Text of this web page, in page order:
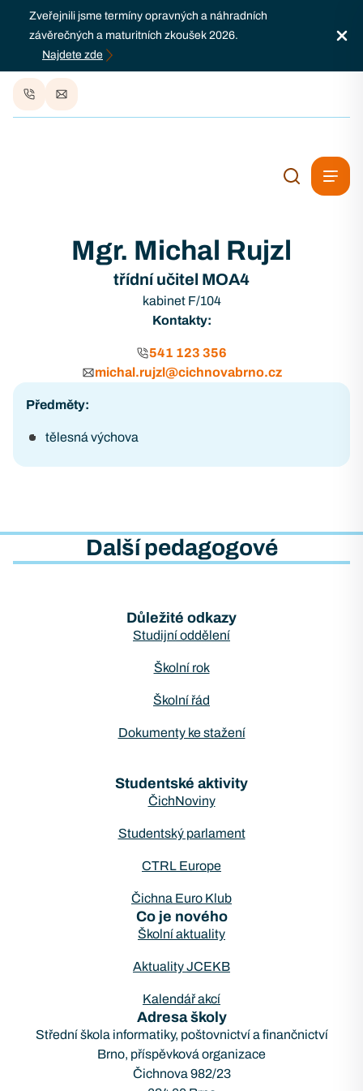
Zveřejnili jsme termíny opravných a náhradních
závěrečných a maturitních zkoušek 2026.
Najdete zde
Mgr. Michal Rujzl
třídní učitel MOA4
kabinet F/104
Kontakty:
541 123 356
michal.rujzl@cichnovabrno.cz
Předměty:
tělesná výchova
Další pedagogové
Důležité odkazy
Studijní oddělení
Školní rok
Školní řád
Dokumenty ke stažení
Studentské aktivity
ČichNoviny
Studentský parlament
CTRL Europe
Čichna Euro Klub
Co je nového
Školní aktuality
Aktuality JCEKB
Kalendář akcí
Adresa školy
Střední škola informatiky, poštovnictví a finančnictví
Brno, příspěvková organizace
Čichnova 982/23